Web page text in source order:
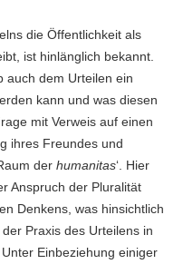
die Öffentlichkeit als
ist hinlänglich bekannt.
auch dem Urteilen ein
kann und was diesen
mit Verweis auf einen
ihres Freundes und
der humanitas‘. Hier
Anspruch der Pluralität
Denkens, was hinsichtlich
Praxis des Urteilens in
Einbeziehung einiger